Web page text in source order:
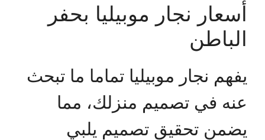
أسعار نجار موبيليا بحفر
الباطن
يفهم نجار موبيليا تماما ما تبحث
عنه في تصميم منزلك، مما
يضمن تحقيق تصميم يلبي